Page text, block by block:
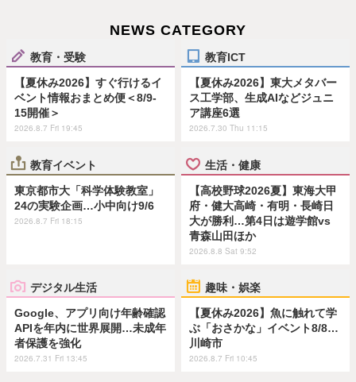
NEWS CATEGORY
教育・受験
【夏休み2026】すぐ行けるイ
ベント情報おまとめ便＜8/9-
15開催＞
2026.8.7 Fri 19:45
教育ICT
【夏休み2026】東大メタバー
ス工学部、生成AIなどジュニ
ア講座6選
2026.7.30 Thu 11:15
教育イベント
東京都市大「科学体験教室」
24の実験企画…小中向け9/6
2026.8.7 Fri 18:15
生活・健康
【高校野球2026夏】東海大甲
府・健大高崎・有明・長崎日
大が勝利…第4日は遊学館vs
青森山田ほか
2026.8.8 Sat 9:52
デジタル生活
Google、アプリ向け年齢確認
APIを年内に世界展開…未成年
者保護を強化
2026.7.31 Fri 13:45
趣味・娯楽
【夏休み2026】魚に触れて学
ぶ「おさかな」イベント8/8…
川崎市
2026.8.7 Fri 10:45